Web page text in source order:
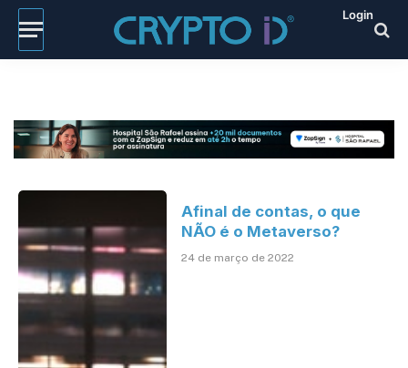
Login
Afinal de contas, o que
NÃO é o Metaverso?
24 de março de 2022